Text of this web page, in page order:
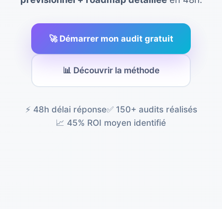
🚀 Démarrer mon audit gratuit
📊 Découvrir la méthode
⚡ 48h délai réponse✅ 150+ audits réalisés
📈 45% ROI moyen identifié